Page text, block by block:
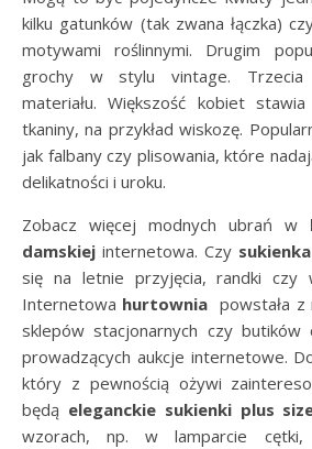
kilku gatunków (tak zwana łączka)
motywami roślinnymi. Drugim
grochy w stylu vintage. Trzecia
materiału. Większość kobiet
tkaniny, na przykład wiskozę.
jak falbany czy plisowania, które
delikatności i uroku.
Zobacz więcej modnych ubrań w
damskiej internetowa. Czy
się na letnie przyjęcia, randki czy
Internetowa hurtownia powstała z
sklepów stacjonarnych czy butików
prowadzących aukcje internetowe.
który z pewnością ożywi
będą eleganckie sukienki plus
wzorach, np. w lamparcie